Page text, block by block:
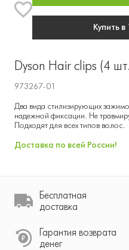
Dyson Hair clips (4
973267-01
Два вида стилизирующих
надежной фиксации. Не
Подходят для всех типов волос.
Доставка по всей России!
Купить в
Бесплатная
доставка
Гарантия возврата
денег